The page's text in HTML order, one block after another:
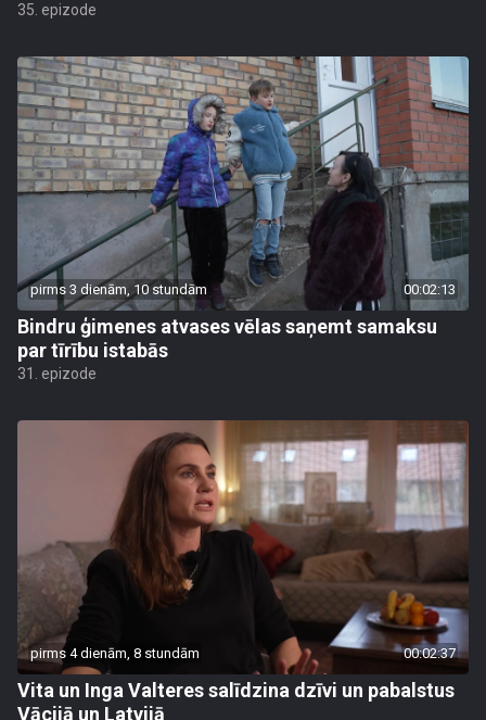
35. epizode
pirms 3 dienām, 10 stundām 00:02:13
Bindru ģimenes atvases vēlas saņemt samaksu
par tīrību istabās
31. epizode
pirms 4 dienām, 8 stundām 00:02:37
Vita un Inga Valteres salīdzina dzīvi un pabalstus
Vācijā un Latvijā